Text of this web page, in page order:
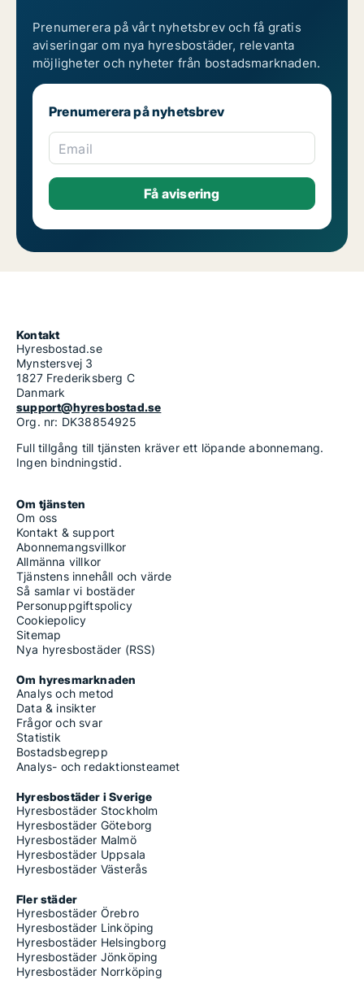
Prenumerera på vårt nyhetsbrev och få gratis
aviseringar om nya hyresbostäder, relevanta
möjligheter och nyheter från bostadsmarknaden.
Prenumerera på nyhetsbrev
Email
Kontakt
Hyresbostad.se
Mynstersvej 3
1827 Frederiksberg C
Danmark
support@hyresbostad.se
Org. nr: DK38854925
Full tillgång till tjänsten kräver ett löpande abonnemang.
Ingen bindningstid.
Om tjänsten
Om oss
Kontakt & support
Abonnemangsvillkor
Allmänna villkor
Tjänstens innehåll och värde
Så samlar vi bostäder
Personuppgiftspolicy
Cookiepolicy
Sitemap
Nya hyresbostäder (RSS)
Om hyresmarknaden
Analys och metod
Data & insikter
Frågor och svar
Statistik
Bostadsbegrepp
Analys- och redaktionsteamet
Hyresbostäder i Sverige
Hyresbostäder Stockholm
Hyresbostäder Göteborg
Hyresbostäder Malmö
Hyresbostäder Uppsala
Hyresbostäder Västerås
Fler städer
Hyresbostäder Örebro
Hyresbostäder Linköping
Hyresbostäder Helsingborg
Hyresbostäder Jönköping
Hyresbostäder Norrköping